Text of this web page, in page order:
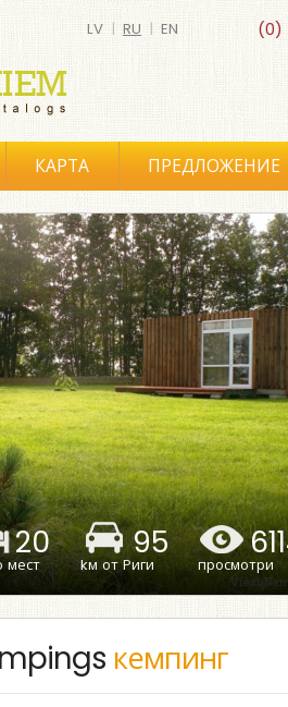
(0)
LV | RU | EN
КАРТА ПРЕДЛОЖЕНИЕ
20
мест
95
kм от Риги просмотри
кемпинг